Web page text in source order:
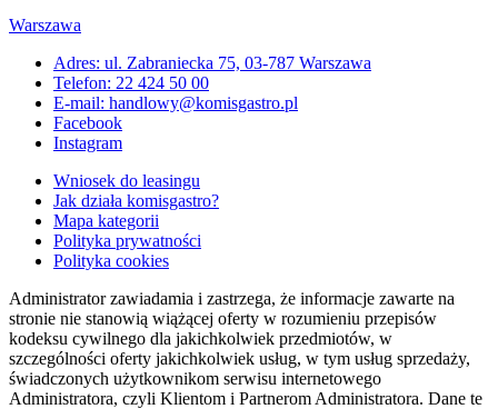
Warszawa
Adres: ul. Zabraniecka 75, 03-787 Warszawa
Telefon: 22 424 50 00
E-mail: handlowy@komisgastro.pl
Facebook
Instagram
Wniosek do leasingu
Jak działa komisgastro?
Mapa kategorii
Polityka prywatności
Polityka cookies
Administrator zawiadamia i zastrzega, że informacje zawarte na
stronie nie stanowią wiążącej oferty w rozumieniu przepisów
kodeksu cywilnego dla jakichkolwiek przedmiotów, w
szczególności oferty jakichkolwiek usług, w tym usług sprzedaży,
świadczonych użytkownikom serwisu internetowego
Administratora, czyli Klientom i Partnerom Administratora. Dane te